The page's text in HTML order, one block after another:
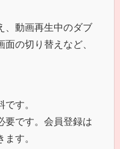
、動画再生中のダブ
の切り替えなど、
です。
要です。会員登録は
す。